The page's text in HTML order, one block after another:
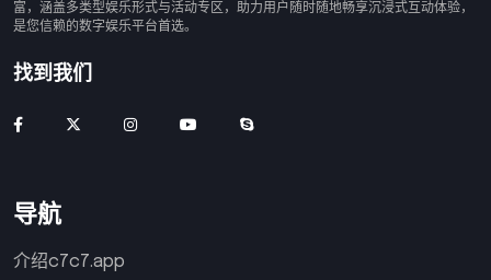
富，涵盖多类型娱乐形式与活动专区，助力用户随时随地畅享沉浸式互动体验，
是您信赖的数字娱乐平台首选。
找到我们
导航
介绍c7c7.app